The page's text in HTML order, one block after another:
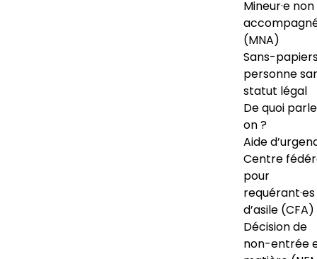
Mineur·e non
(MNA)
Sans-
personne
statut légal
De quoi
on ?
Aide
Centre
pour
requérant·es
d’asile (CFA)
Décision de
non-entrée